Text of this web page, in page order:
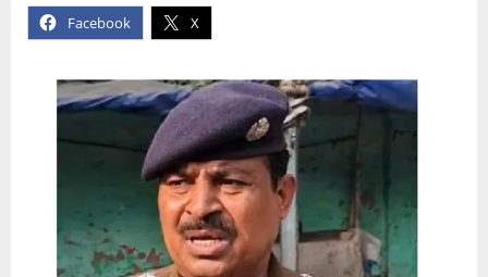
Facebook X